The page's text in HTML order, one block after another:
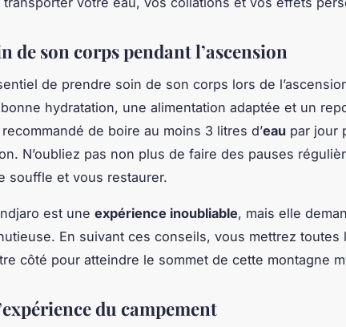
de son corps pendant l’ascension
de prendre soin de son corps lors de
hydratation, une alimentation adaptée et un
de boire au moins 3 litres d’eau par jour
N’oubliez pas non plus de faire des pauses
souffle et vous restaurer.
est une expérience inoubliable, mais elle
En suivant ces conseils, vous mettrez toutes
côté pour atteindre le sommet de cette montagne
du campement